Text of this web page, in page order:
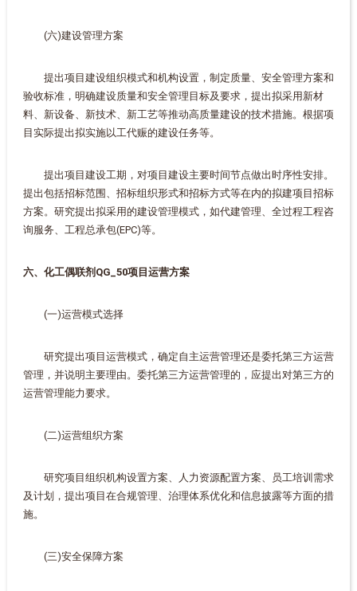
(六)建设管理方案
提出项目建设组织模式和机构设置，制定质量、安全管理方案和
验收标准，明确建设质量和安全管理目标及要求，提出拟采用新材
料、新设备、新技术、新工艺等推动高质量建设的技术措施。根据项
目实际提出拟实施以工代赈的建设任务等。
提出项目建设工期，对项目建设主要时间节点做出时序性安排。
提出包括招标范围、招标组织形式和招标方式等在内的拟建项目招标
方案。研究提出拟采用的建设管理模式，如代建管理、全过程工程咨
询服务、工程总承包(EPC)等。
六、化工偶联剂QG_50项目运营方案
(一)运营模式选择
研究提出项目运营模式，确定自主运营管理还是委托第三方运营
管理，并说明主要理由。委托第三方运营管理的，应提出对第三方的
运营管理能力要求。
(二)运营组织方案
研究项目组织机构设置方案、人力资源配置方案、员工培训需求
及计划，提出项目在合规管理、治理体系优化和信息披露等方面的措
施。
(三)安全保障方案